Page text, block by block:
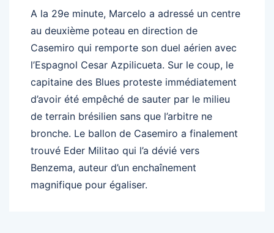
A la 29e minute, Marcelo a adressé un centre
au deuxième poteau en direction de
Casemiro qui remporte son duel aérien avec
l’Espagnol Cesar Azpilicueta. Sur le coup, le
capitaine des Blues proteste immédiatement
d’avoir été empêché de sauter par le milieu
de terrain brésilien sans que l’arbitre ne
bronche. Le ballon de Casemiro a finalement
trouvé Eder Militao qui l’a dévié vers
Benzema, auteur d’un enchaînement
magnifique pour égaliser.